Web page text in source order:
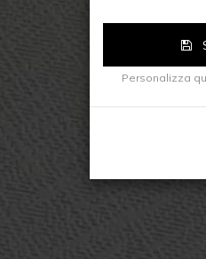
Personalizza